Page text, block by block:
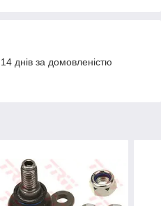
днів за домовленістю